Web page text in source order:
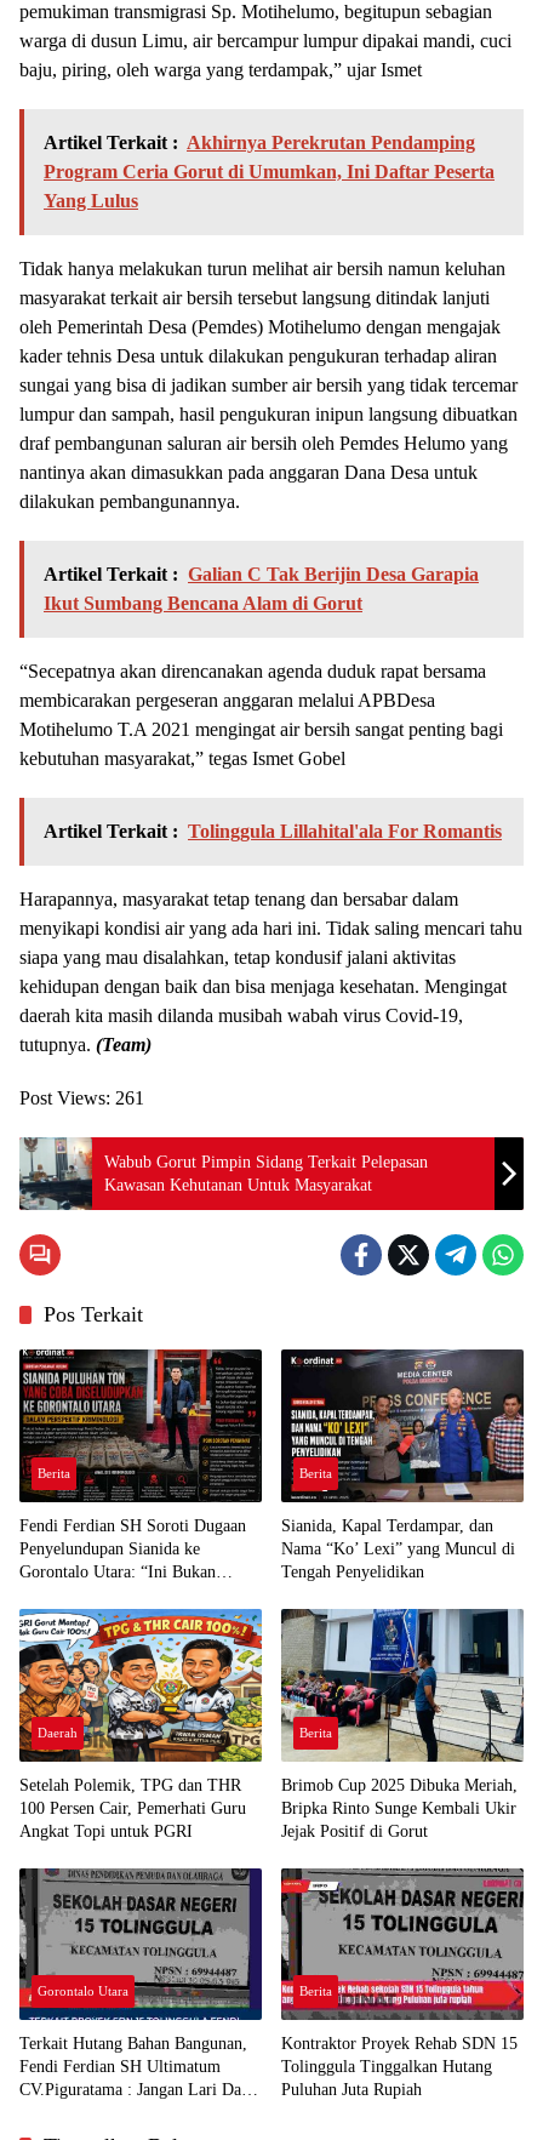
pemukiman transmigrasi Sp. Motihelumo, begitupun sebagian
warga di dusun Limu, air bercampur lumpur dipakai mandi, cuci
baju, piring, oleh warga yang terdampak,” ujar Ismet
Artikel Terkait : Akhirnya Perekrutan Pendamping
Program Ceria Gorut di Umumkan, Ini Daftar Peserta
Yang Lulus
Tidak hanya melakukan turun melihat air bersih namun keluhan
masyarakat terkait air bersih tersebut langsung ditindak lanjuti
oleh Pemerintah Desa (Pemdes) Motihelumo dengan mengajak
kader tehnis Desa untuk dilakukan pengukuran terhadap aliran
sungai yang bisa di jadikan sumber air bersih yang tidak tercemar
lumpur dan sampah, hasil pengukuran inipun langsung dibuatkan
draf pembangunan saluran air bersih oleh Pemdes Helumo yang
nantinya akan dimasukkan pada anggaran Dana Desa untuk
dilakukan pembangunannya.
Artikel Terkait : Galian C Tak Berijin Desa Garapia
Ikut Sumbang Bencana Alam di Gorut
“Secepatnya akan direncanakan agenda duduk rapat bersama
membicarakan pergeseran anggaran melalui APBDesa
Motihelumo T.A 2021 mengingat air bersih sangat penting bagi
kebutuhan masyarakat,” tegas Ismet Gobel
Artikel Terkait : Tolinggula Lillahital'ala For Romantis
Harapannya, masyarakat tetap tenang dan bersabar dalam
menyikapi kondisi air yang ada hari ini. Tidak saling mencari tahu
siapa yang mau disalahkan, tetap kondusif jalani aktivitas
kehidupan dengan baik dan bisa menjaga kesehatan. Mengingat
daerah kita masih dilanda musibah wabah virus Covid-19,
tutupnya. (Team)
Post Views: 261
Wabub Gorut Pimpin Sidang Terkait Pelepasan
Kawasan Kehutanan Untuk Masyarakat
Pos Terkait
Berita
Fendi Ferdian SH Soroti Dugaan
Penyelundupan Sianida ke
Gorontalo Utara: “Ini Bukan
Berita
Sianida, Kapal Terdampar, dan
Nama “Ko’ Lexi” yang Muncul di
Tengah Penyelidikan
Daerah
Setelah Polemik, TPG dan THR
100 Persen Cair, Pemerhati Guru
Angkat Topi untuk PGRI
Berita
Brimob Cup 2025 Dibuka Meriah,
Bripka Rinto Sunge Kembali Ukir
Jejak Positif di Gorut
Gorontalo Utara
Terkait Hutang Bahan Bangunan,
Fendi Ferdian SH Ultimatum
CV.Piguratama : Jangan Lari Dari
Berita
Kontraktor Proyek Rehab SDN 15
Tolinggula Tinggalkan Hutang
Puluhan Juta Rupiah